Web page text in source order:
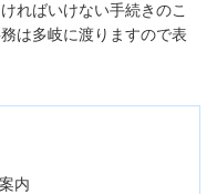
ればいけない手続きのこ
は多岐に渡りますので表
内